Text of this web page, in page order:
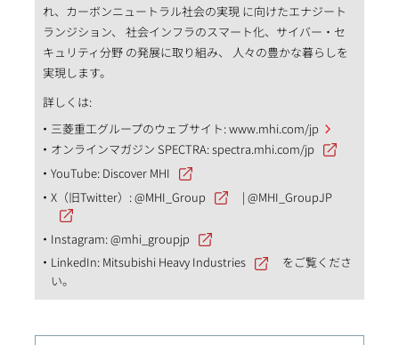
れ、カーボンニュートラル社会の実現 に向けたエナジート
ランジション、 社会インフラのスマート化、サイバー・セ
キュリティ分野 の発展に取り組み、 人々の豊かな暮らしを
実現します。
詳しくは:
三菱重工グループのウェブサイト:www.mhi.com/jp
オンラインマガジン SPECTRA:spectra.mhi.com/jp
YouTube: Discover MHI
X（旧Twitter）:@MHI_Group |@MHI_GroupJP
Instagram:@mhi_groupjp
LinkedIn: Mitsubishi Heavy Industries
をご覧くださ
い。